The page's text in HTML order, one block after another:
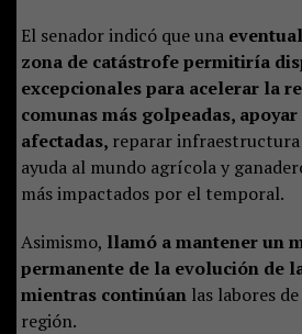
El senador indicó que una
zona de catástrofe permitiría
excepcionales para acelerar la
comunas más golpeadas,
afectadas, reparar
ayuda al mundo agrícola y
más impactados por el temporal.
Asimismo, llamó a mantener un
permanente de la evolución de
mientras continúanlas labores
región.